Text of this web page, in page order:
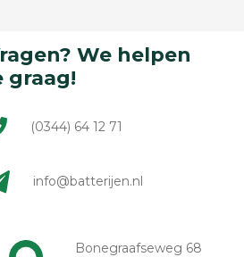
We helpen
graag!
(0344) 64 12 71
info@batterijen.nl
Bonegraafseweg 68